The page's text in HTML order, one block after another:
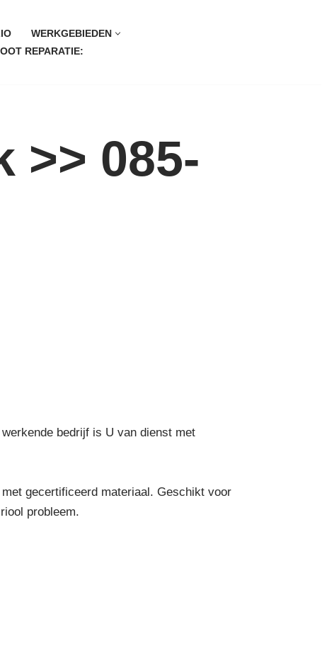
WERKGEBIEDEN
REPARATIE:
>> 085-
bedrijf is U van dienst met
gecertificeerd materiaal. Geschikt voor
probleem.